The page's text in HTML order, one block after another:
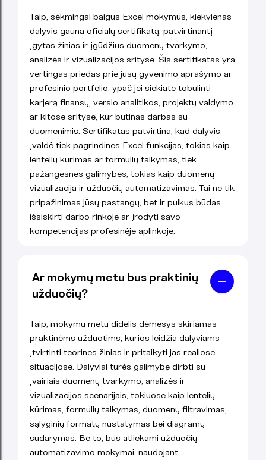
Taip, sėkmingai baigus Excel mokymus, kiekvienas
dalyvis gauna oficialų sertifikatą, patvirtinantį
įgytas žinias ir įgūdžius duomenų tvarkymo,
analizės ir vizualizacijos srityse. Šis sertifikatas yra
vertingas priedas prie jūsų gyvenimo aprašymo ar
profesinio portfelio, ypač jei siekiate tobulinti
karjerą finansų, verslo analitikos, projektų valdymo
ar kitose srityse, kur būtinas darbas su
duomenimis. Sertifikatas patvirtina, kad dalyvis
įvaldė tiek pagrindines Excel funkcijas, tokias kaip
lentelių kūrimas ar formulių taikymas, tiek
pažangesnes galimybes, tokias kaip duomenų
vizualizacija ir užduočių automatizavimas. Tai ne tik
pripažinimas jūsų pastangų, bet ir puikus būdas
išsiskirti darbo rinkoje ar įrodyti savo
kompetencijas profesinėje aplinkoje.
Ar mokymų metu bus praktinių
užduočių?
Taip, mokymų metu didelis dėmesys skiriamas
praktinėms užduotims, kurios leidžia dalyviams
įtvirtinti teorines žinias ir pritaikyti jas realiose
situacijose. Dalyviai turės galimybę dirbti su
įvairiais duomenų tvarkymo, analizės ir
vizualizacijos scenarijais, tokiuose kaip lentelių
kūrimas, formulių taikymas, duomenų filtravimas,
sąlyginių formatų nustatymas bei diagramų
sudarymas. Be to, bus atliekami užduočių
automatizavimo mokymai, naudojant